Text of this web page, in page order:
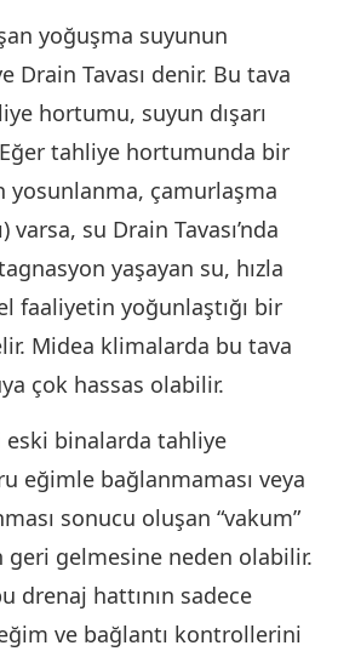
yoğuşma suyunun
Drain Tavası denir. Bu tava
hortumu, suyun dışarı
Eğer tahliye hortumunda bir
yosunlanma, çamurlaşma
varsa, su Drain Tavası’nda
yaşayan su, hızla
faaliyetin yoğunlaştığı bir
Midea klimalarda bu tava
çok hassas olabilir.
eski binalarda tahliye
eğimle bağlanmaması veya
sonucu oluşan “vakum”
gelmesine neden olabilir.
drenaj hattının sadece
ve bağlantı kontrollerini